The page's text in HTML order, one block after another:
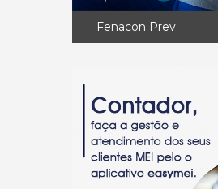
Fenacon Prev